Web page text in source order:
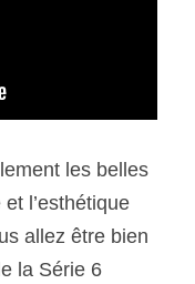
les belles
l’esthétique
allez être bien
la Série 6